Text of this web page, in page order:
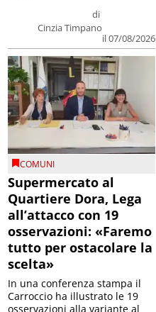
di
Cinzia Timpano
il 07/08/2026
COMUNI
Supermercato al
Quartiere Dora, Lega
all’attacco con 19
osservazioni: «Faremo
tutto per ostacolare la
scelta»
In una conferenza stampa il
Carroccio ha illustrato le 19
osservazioni alla variante al